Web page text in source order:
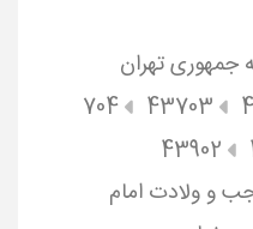
جمهوری تهران
43703
704
43902
و ولادت امام